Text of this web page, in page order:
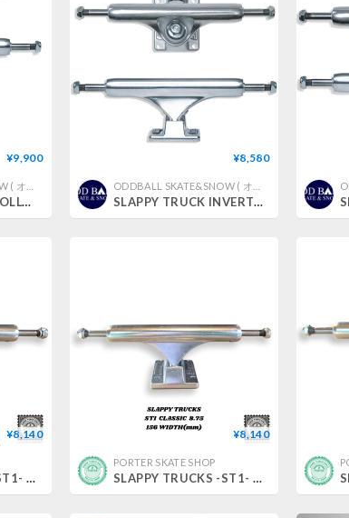
¥9,900
SLAPPY TRUCKS HOLLOW
¥8,580
SLAPPY TRUCK INVERTED CLASSIC
¥8,140
SLAPPY TRUCKS -ST1- CLASSIC 9
¥8,140
PORTER SKATE SHOP
SLAPPY TRUCKS -ST1- CLASSIC 8.75